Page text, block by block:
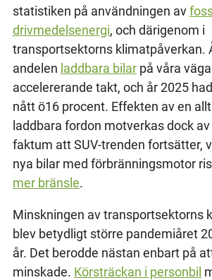
statistiken på användningen av
drivmedelsenergi, och därigenom i
transportsektorns klimatpåverkan.
andelen laddbara bilarpå våra
accelererande takt, och år 2025
nått ö16 procent. Effekten av en allt
laddbara fordon motverkas dock
faktum att SUV-trenden fortsätter,
nya bilar med förbränningsmotor
mer bränsle.
Minskningen av transportsektorns
blev betydligt större pandemiåret
år. Det berodde nästan enbart på
minskade. Körsträckan i personbil